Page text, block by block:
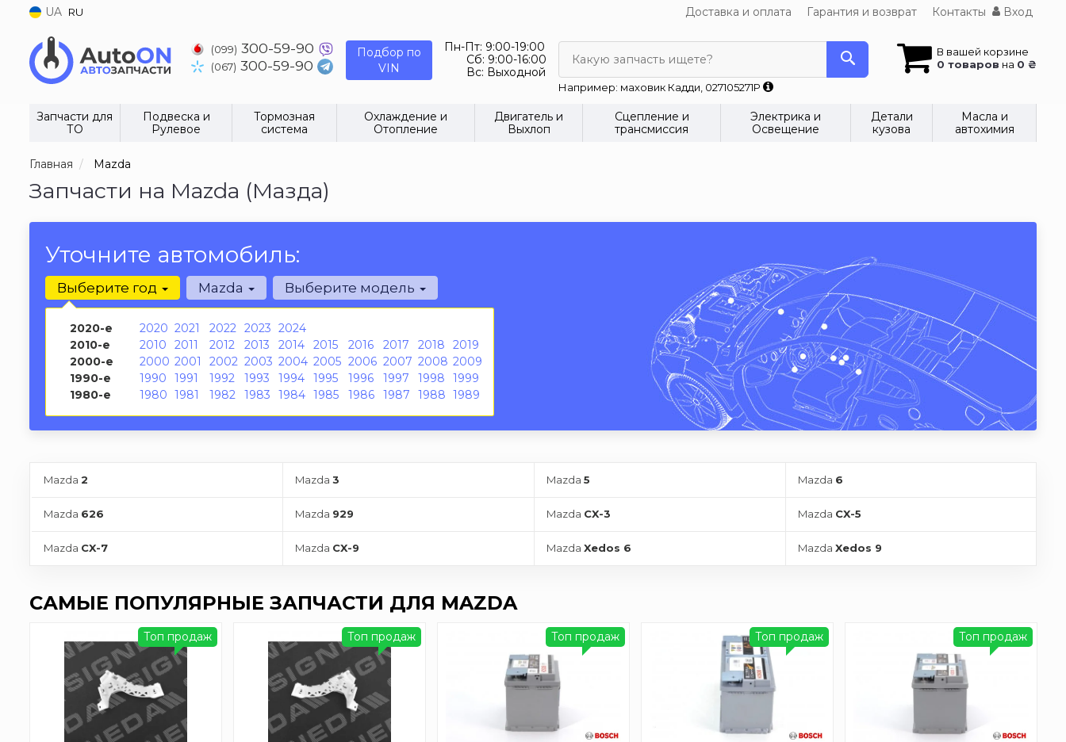
UA RU Доставка и оплата Гарантия и возврат Контакты Вход
(099) 300-59-90
(067) 300-59-90
Подбор по
VIN
Пн-Пт: 9:00-19:00
Сб: 9:00-16:00
Вс: Выходной
В вашей корзине
0 товаров на 0 ₴
Какую запчасть ищете?
Например: маховик Кадди, 027105271P
Запчасти для
ТО
Подвеска и
Рулевое
Тормозная
система
Охлаждение и
Отопление
Двигатель и
Выхлоп
Сцепление и
трансмиссия
Электрика и
Освещение
Детали
кузова
Масла и
автохимия
Главная Mazda
Запчасти на Mazda (Мазда)
Уточните автомобиль:
Выберите год
2020-е 2020 2021 2022 2023 2024
2010-е
2010 2011 2012 2013 2014 2015 2016 2017 2018
2019
2000-е
2000 2001 2002 2003 2004 2005 2006 2007 2008 2009
1990-е
1990 1991 1992 1993 1994 1995 1996 1997 1998
1999
1980-е
1980 1981 1982 1983 1984 1985 1986 1987 1988 1989
Mazda Выберите модель
Mazda 2 Mazda 3 Mazda 5 Mazda 6
Mazda 626 Mazda 929 Mazda CX-3 Mazda CX-5
Mazda CX-7 Mazda CX-9 Mazda Xedos 6 Mazda Xedos 9
САМЫЕ ПОПУЛЯРНЫЕ ЗАПЧАСТИ ДЛЯ MAZDA
Топ продаж Топ продаж Топ продаж Топ продаж Топ продаж